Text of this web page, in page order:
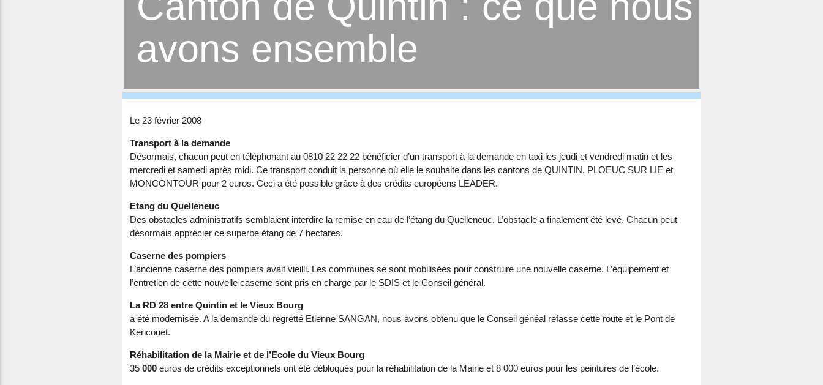
avons ensemble
Le 23 février 2008
Transport à la demande
Désormais, chacun peut en téléphonant au 0810 22 22 22 bénéficier d’un transport à la demande en taxi les jeudi et vendredi matin et les
mercredi et samedi après midi. Ce transport conduit la personne où elle le souhaite dans les cantons de QUINTIN, PLOEUC SUR LIE et
MONCONTOUR pour 2 euros. Ceci a été possible grâce à des crédits européens LEADER.
Etang du Quelleneuc
Des obstacles administratifs semblaient interdire la remise en eau de l’étang du Quelleneuc. L’obstacle a finalement été levé. Chacun peut
désormais apprécier ce superbe étang de 7 hectares.
Caserne des pompiers
L’ancienne caserne des pompiers avait vieilli. Les communes se sont mobilisées pour construire une nouvelle caserne. L’équipement et
l’entretien de cette nouvelle caserne sont pris en charge par le SDIS et le Conseil général.
La RD 28 entre Quintin et le Vieux Bourg
a été modernisée. A la demande du regretté Etienne SANGAN, nous avons obtenu que le Conseil généal refasse cette route et le Pont de
Kericouet.
Réhabilitation de la Mairie et de l’Ecole du Vieux Bourg
35 000euros de crédits exceptionnels ont été débloqués pour la réhabilitation de la Mairie et 8 000 euros pour les peintures de l’école.